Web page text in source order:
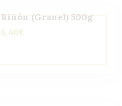
(Granel) 500g
5,40€